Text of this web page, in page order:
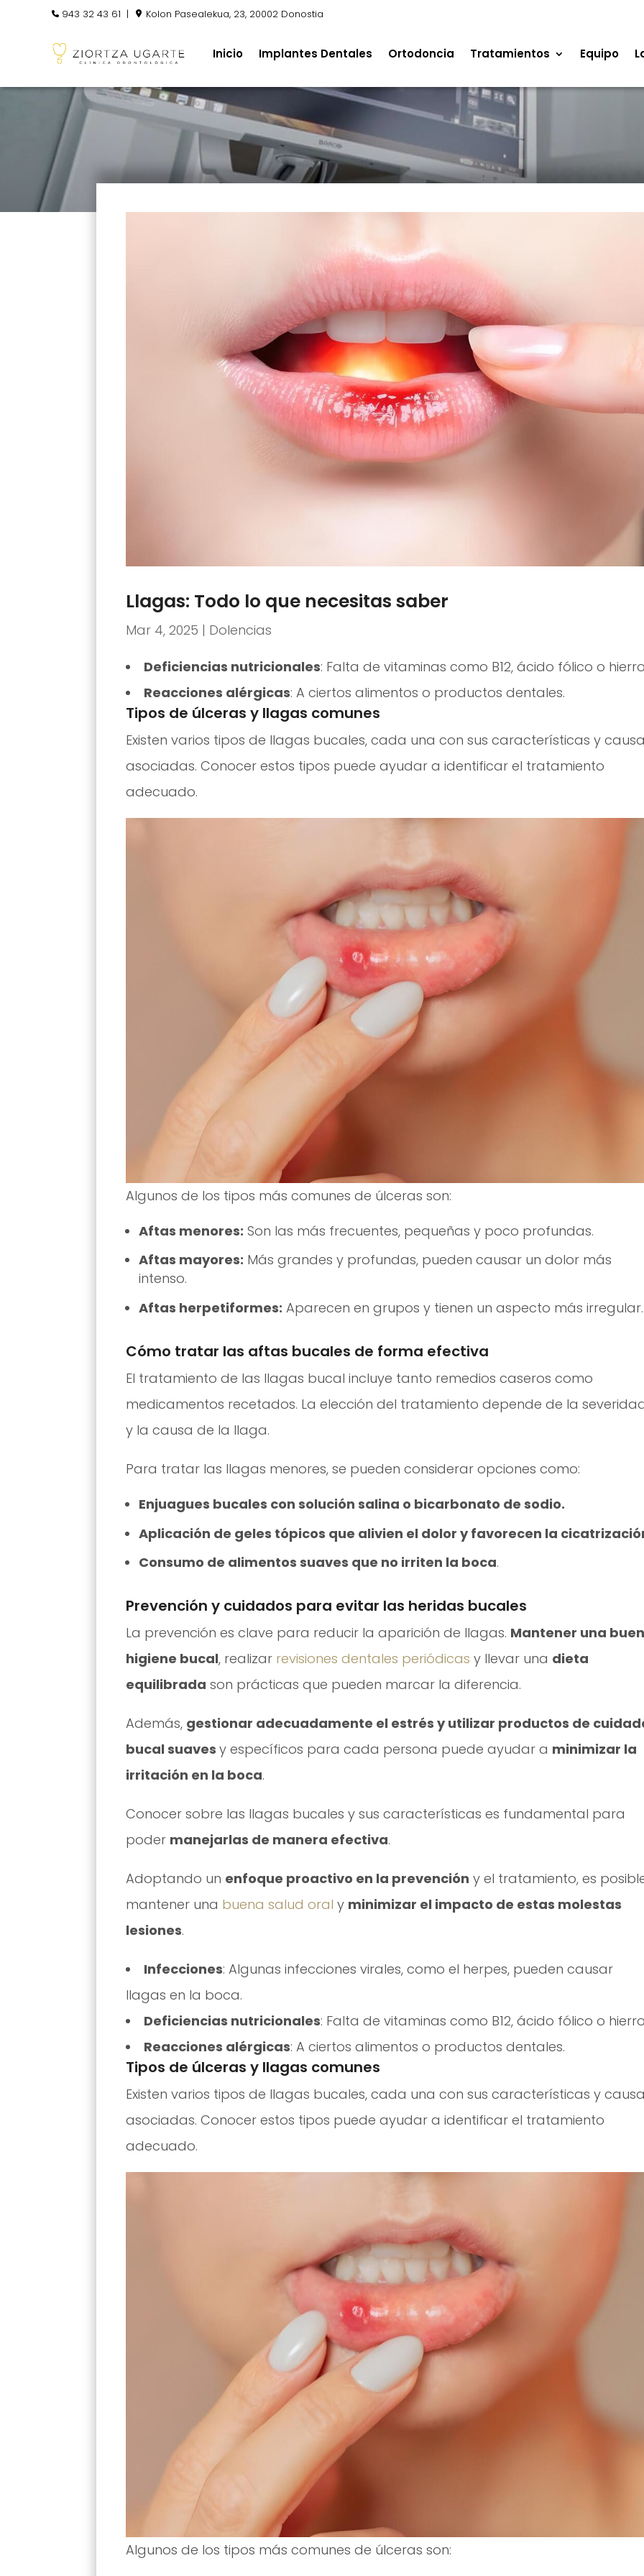
943 32 43 61 | Kolon Pasealekua, 23, 20002 Donostia
Inicio Implantes Dentales Ortodoncia Tratamientos Equipo
Llagas: Todo lo que necesitas saber
Mar 4, 2025 | Dolencias
Deficiencias nutricionales: Falta de vitaminas como B12, ácido fólico o
Reacciones alérgicas: A ciertos alimentos o productos dentales.
Tipos de úlceras y llagas comunes
Existen varios tipos de llagas bucales, cada una con sus características y
asociadas. Conocer estos tipos puede ayudar a identificar el tratamiento
adecuado.
Algunos de los tipos más comunes de úlceras son:
Aftas menores: Son las más frecuentes, pequeñas y poco profundas.
Aftas mayores: Más grandes y profundas, pueden causar un dolor más
intenso.
Aftas herpetiformes: Aparecen en grupos y tienen un aspecto más irregular.
Cómo tratar las aftas bucales de forma efectiva
El tratamiento de las llagas bucal incluye tanto remedios caseros como
medicamentos recetados. La elección del tratamiento depende de la
y la causa de la llaga.
Para tratar las llagas menores, se pueden considerar opciones como:
Enjuagues bucales con solución salina o bicarbonato de sodio.
Aplicación de geles tópicos que alivien el dolor y favorecen la
Consumo de alimentos suaves que no irriten la boca.
Prevención y cuidados para evitar las heridas bucales
La prevención es clave para reducir la aparición de llagas. Mantener una
higiene bucal, realizar revisiones dentales periódicas y llevar una dieta
equilibrada son prácticas que pueden marcar la diferencia.
Además, gestionar adecuadamente el estrés y utilizar productos de
bucal suaves y específicos para cada persona puede ayudar a minimizar la
irritación en la boca.
Conocer sobre las llagas bucales y sus características es fundamental para
poder manejarlas de manera efectiva.
Adoptando un enfoque proactivo en la prevención y el tratamiento, es
mantener una buena salud oral y minimizar el impacto de estas molestas
lesiones.
Infecciones: Algunas infecciones virales, como el herpes, pueden causar
llagas en la boca.
Deficiencias nutricionales: Falta de vitaminas como B12, ácido fólico o
Reacciones alérgicas: A ciertos alimentos o productos dentales.
Tipos de úlceras y llagas comunes
Existen varios tipos de llagas bucales, cada una con sus características y
asociadas. Conocer estos tipos puede ayudar a identificar el tratamiento
adecuado.
Algunos de los tipos más comunes de úlceras son: